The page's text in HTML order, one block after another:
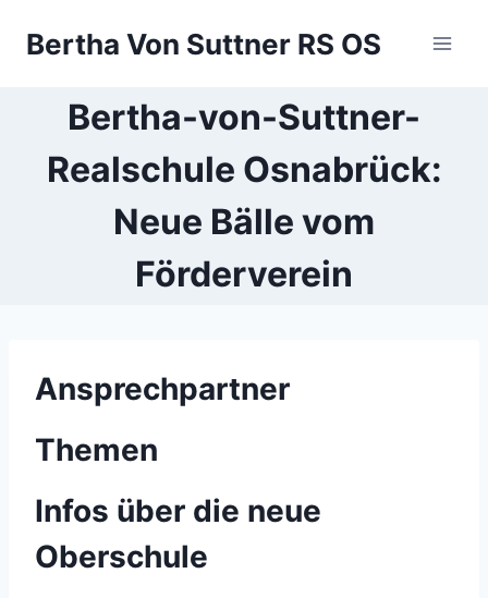
InhaltBertha Von Suttner RS OS
Bertha-von-Suttner-
Realschule Osnabrück:
Neue Bälle vom
Förderverein
Ansprechpartner
Themen
Infos über die neue
Oberschule